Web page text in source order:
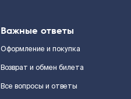
Важные ответы
Оформление и покупка
Возврат и обмен билета
Все вопросы и ответы